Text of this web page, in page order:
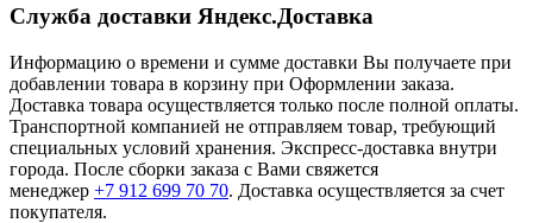
Служба доставки Яндекс.Доставка
Информацию о времени и сумме доставки Вы получаете при
добавлении товара в корзину при Оформлении заказа.
Доставка товара осуществляется только после полной оплаты.
Транспортной компанией не отправляем товар, требующий
специальных условий хранения. Экспресс-доставка внутри
города. После сборки заказа с Вами свяжется
менеджер +7 912 699 70 70. Доставка осуществляется за счет
покупателя.